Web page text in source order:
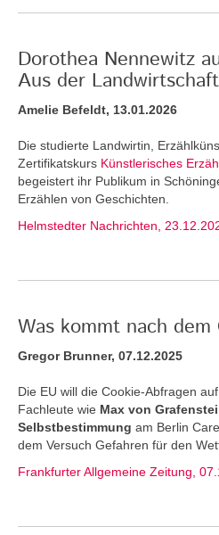
Dorothea Nennewitz
Aus der
Amelie Befeldt, 13.01.2026
Die studierte Landwirtin,
Zertifikatskurs Künstlerisches
begeistert ihr Publikum in
Erzählen von Geschichten.
Helmstedter Nachrichten,
Was kommt nach dem
Gregor Brunner, 07.12.2025
Die EU will die Cookie-Abfragen
Fachleute wie Max von
Selbstbestimmung am Berlin
dem Versuch Gefahren für den
Frankfurter Allgemeine Zeitung,